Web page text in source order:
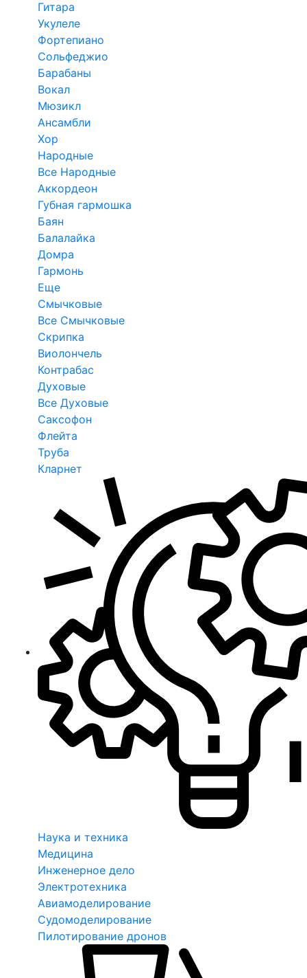
Гитара
Укулеле
Фортепиано
Сольфеджио
Барабаны
Вокал
Мюзикл
Ансамбли
Хор
Народные
Все Народные
Аккордеон
Губная гармошка
Баян
Балалайка
Домра
Гармонь
Еще
Смычковые
Все Смычковые
Скрипка
Виолончель
Контрабас
Духовые
Все Духовые
Саксофон
Флейта
Труба
Кларнет
Наука и техника
Медицина
Инженерное дело
Электротехника
Авиамоделирование
Судомоделирование
Пилотирование дронов